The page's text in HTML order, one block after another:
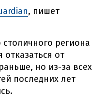
, пишет
региона
от
но из-за всех
последних лет